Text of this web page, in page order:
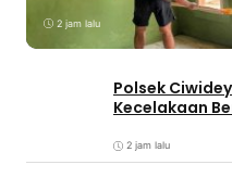
2 jam lalu
Polsek
Kecelakaan
2 jam lalu